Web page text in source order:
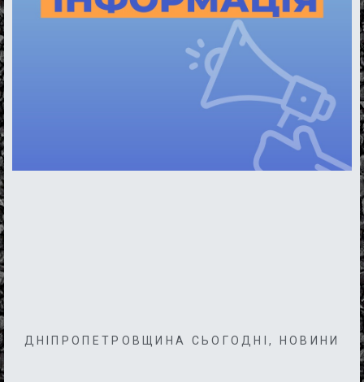
ДНІПРОПЕТРОВЩИНА СЬОГОДНІ, НОВИНИ